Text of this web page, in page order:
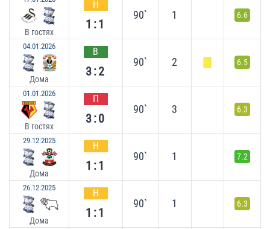
В гостях
Н
1:1
90` 1 6.6
04.01.2026
Дома
В
3:2
90` 2 6.5
01.01.2026
В гостях
П
3:0
90` 3 6.3
29.12.2025
Дома
Н
1:1
90` 1 7.2
26.12.2025
Дома
Н
1:1
90` 1 6.3